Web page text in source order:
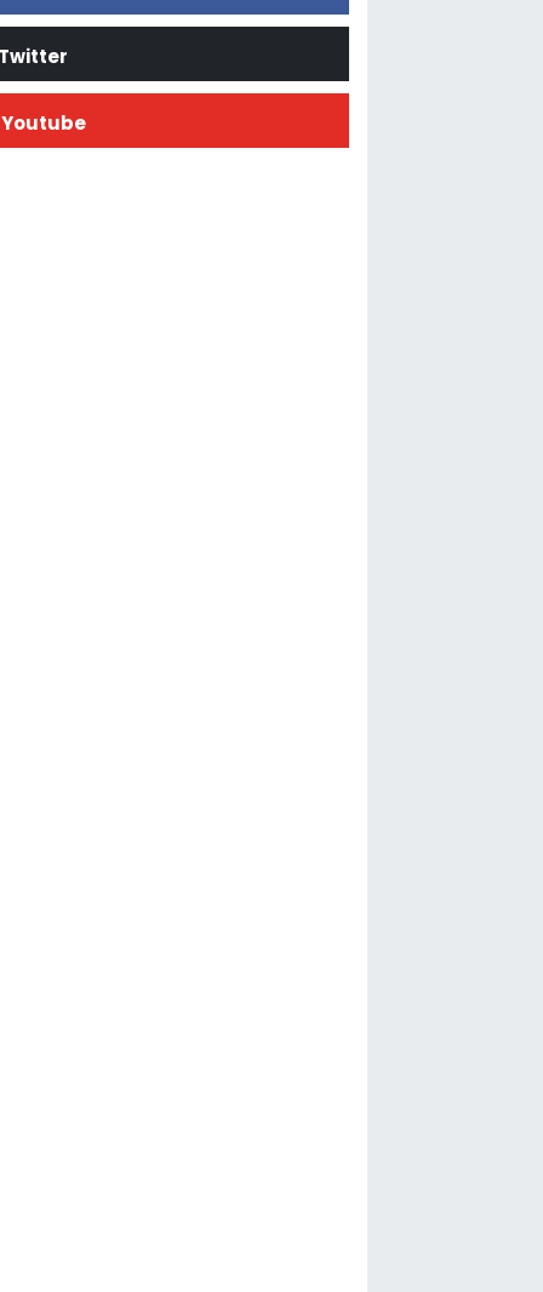
Twitter
Youtube